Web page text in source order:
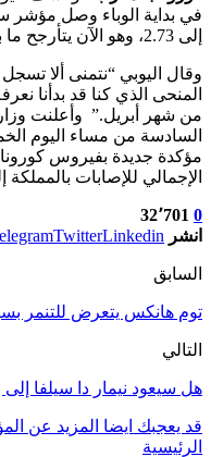
في بداية الوباء وصل مؤشر
إلى 2.73، وهو الآن يتأرجح ما بين 1.17 و 1.19.”
وقال اليوبي “نتمنى ألا
المنحى الذي كنا قد بدأنا
من شهر أبريل.” وأعلنت
الإجمالي للإصابات بالمملكة إلى 3568
0 32٬701
انشر
TwitterLinkedin
السابق
توم هانكس يتعرض للتنمر
التالي
هل سيعود نيمار دا سيلفا
قد يعجبك ايضا المزيد عن
الرئيسية